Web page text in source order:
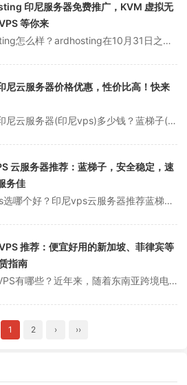
印尼服务器免费推广，KVM 虚拟无
等你来
ardhosting怎么样？ardhosting在10月31日之前免费推广其印尼服务器。然而，大多数人应该认为它仍然很贵。没有办法。这种岛国服务器并不便宜。它只适用于需要东南亚不受欢迎机房的朋友。它们都是KVM虚拟无限流量VPS。ArdHosting是一家成立于2000年的印尼企业，主要从事印尼、新加坡和美国...
尼云服务器价格优惠，性价比高！快来
蓝梯子印尼云服务器(印尼vps)多少钱？蓝梯子(www.lantizi.com)在海外云服务器推广活动中，海外云服务器增加了泰国曼谷、印度孟买、印尼雅加达、阿联酋、尼日利亚等云服务器。目前，印尼vps云服务器优惠活动、印尼vps、1核/1G/10M带宽，仅88元/第一个月，性价比好！点击进入：蓝梯子服务器官网...
云服务器推荐：蓝梯子，安全稳定，速
务佳
印尼vps选哪个好？印尼vps云服务器推荐蓝梯子。顾名思义，印尼VPS是印尼的VPS，机房位于印尼首都雅加达；印尼世界顶级机房安全稳定；带宽充足，连接国内外速度快，稳定性好。蓝梯子海外云节点丰富。蓝梯子印尼vps的优点是可以以安全、速度、可靠性和最佳服务的形式解决网站或应用程序中的许多问题。为何推荐租用蓝梯印...
推荐：便宜好用的新加坡、菲律宾等
指南
东南亚VPS有哪些？近年来，随着东南亚跨境电商市场的蓬勃发展，东南亚VPS也成为了国外VPS租赁的热门选择。东南亚VPS主要分为新加坡VPS、菲律宾VPS、泰国VPS、印尼VPS等。本文将推荐几款便宜好用的东南亚VPS供大家参考。东南亚共有11个国家：缅甸、泰国、柬埔寨、老挝、越南、菲律宾、马来西亚、新加坡、...
1 2 › ››